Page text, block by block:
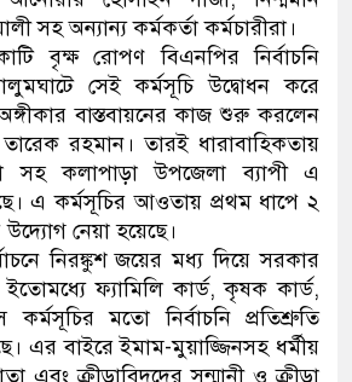
সহ অন্যান্য কর্মকর্তা কর্মচারীরা।
বৃক্ষ রোপণ বিএনপির নির্বাচনি
সেই কর্মসূচি উদ্বোধন করে
বাস্তবায়নের কাজ শুরু করলেন
রহমান। তারই ধারাবাহিকতায়
সহ কলাপাড়া উপজেলা ব্যাপী এ
এ কর্মসূচির আওতায় প্রথম ধাপে ২
নেয়া হয়েছে।
নিরঙ্কুশ জয়ের মধ্য দিয়ে সরকার
ফ্যামিলি কার্ড, কৃষক কার্ড,
মতো নির্বাচনি প্রতিশ্রুতি
এর বাইরে ইমাম-মুয়াজ্জিনসহ ধর্মীয়
এবং ক্রীড়াবিদদের সন্মানী ও ক্রীড়া